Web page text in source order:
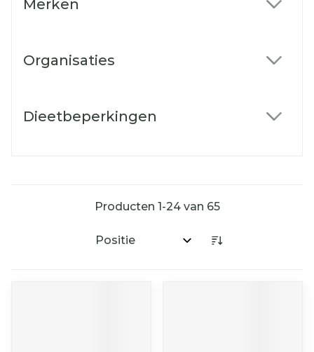
Merken
Organisaties
Dieetbeperkingen
Producten 1-24van 65
Sorteer op: